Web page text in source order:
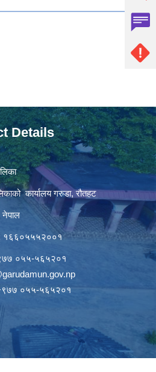
Details
कार्यालय गरुडा, रौतहट
१६६०५५५२००१
०५५-५६५२०१
०५५-५६५२०१